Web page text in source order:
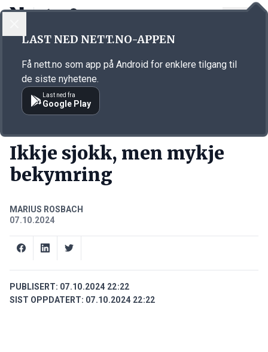
Annonsørinnhold
Ikkje sjokk, men mykje
bekymring
MARIUS ROSBACH
07.10.2024
PUBLISERT: 07.10.2024 22:22
SIST OPPDATERT: 07.10.2024 22:22
LAST NED NETT.NO-APPEN
Få nett.no som app på Android for enklere tilgang til
de siste nyhetene.
Last ned fra
Google Play